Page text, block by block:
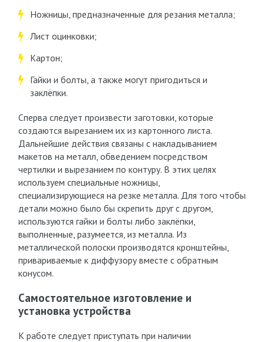
Ножницы, предназначенные для резания металла;
Лист оцинковки;
Картон;
Гайки и болты, а также могут пригодиться и
заклёпки.
Сперва следует произвести заготовки, которые
создаются вырезанием их из картонного листа.
Дальнейшие действия связаны с накладыванием
макетов на металл, обведением посредством
чертилки и вырезанием по контуру. В этих целях
используем специальные ножницы,
специализирующиеся на резке металла. Для того чтобы
детали можно было бы скрепить друг с другом,
используются гайки и болты либо заклёпки,
выполненные, разумеется, из металла. Из
металлической полоски производятся кронштейны,
привариваемые к диффузору вместе с обратным
конусом.
Самостоятельное изготовление и
установка устройства
К работе следует приступать при наличии